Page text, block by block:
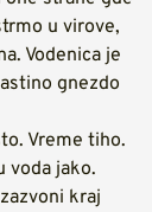
u virove,
Vodenica je
gnezdo
Vreme tiho.
voda jako.
kraj